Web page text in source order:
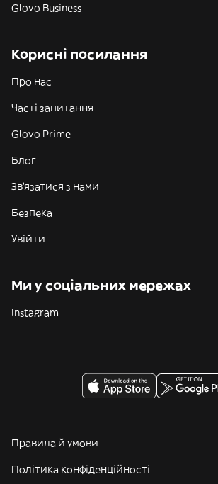
Glovo Business
Корисні посилання
Про нас
Часті запитання
Glovo Prime
Блог
Зв'язатися з нами
Безпека
Увійти
Ми у соціальних мережах
Instagram
Правила й умови
Політика конфіденційності